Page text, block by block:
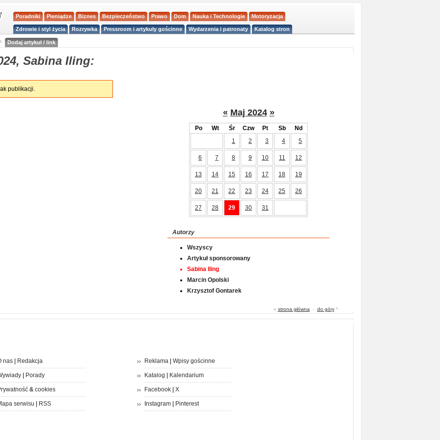
Poradniki Pieniądze Biznes Bezpieczeństwo Prawo Dom Nauka i Technologie Motoryzacja
Zdrowie i styl życia Rozrywka Pressroom i artykuły gościnne Wydarzenia i patronaty Katalog stron
Dodaj artykuł / link
Sabina Iling:
publikacji.
« Maj 2024 »
Po Wt Śr Czw Pt Sb
Nd
1
2 3 4 5
6 7 8 9 10 11 12
13 14 15 16 17 18 19
20 21 22 23 24 25 26
27 28 29 30 31
Autorzy
Wszyscy
Artykuł sponsorowany
Sabina Iling
Marcin Opolski
Krzysztof Gontarek
« strona główna - do góry^
nas| Redakcja
| Porady
& cookies
serwisu RSS
Reklama| Wpisy gościnne
Katalog Kalendarium
Facebook| X
Instagram| Pinterest